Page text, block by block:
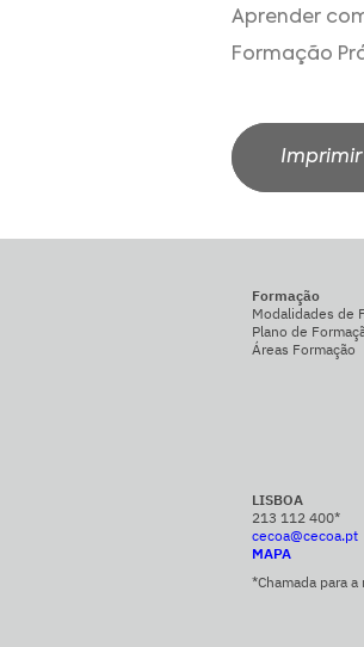
Aprender
Formação
Imprimir
Formação
Modalidades de
Plano de
Áreas Formação
LISBOA
213 112 400*
cecoa@cecoa.pt
MAPA
*Chamada para